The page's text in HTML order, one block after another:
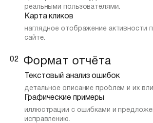
реальными пользователями.
Карта кликов
наглядное отображение активности
сайте.
02 Формат отчёта
Текстовый анализ ошибок
детальное описание проблем и их
Графические примеры
иллюстрации с ошибками и
исправлению.